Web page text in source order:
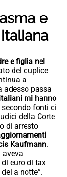
e
e figlia nel
del duplice
a
adesso passa
mi hanno
secondo fonti di
della Corte
di arresto
Kaufmann.
aveva
euro di tax
notte”.